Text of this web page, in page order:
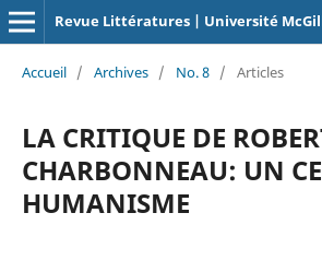
Revue Littératures | Université
Accueil / Archives / No. 8 / Articles
LA CRITIQUE DE
CHARBONNEAU: UN
HUMANISME